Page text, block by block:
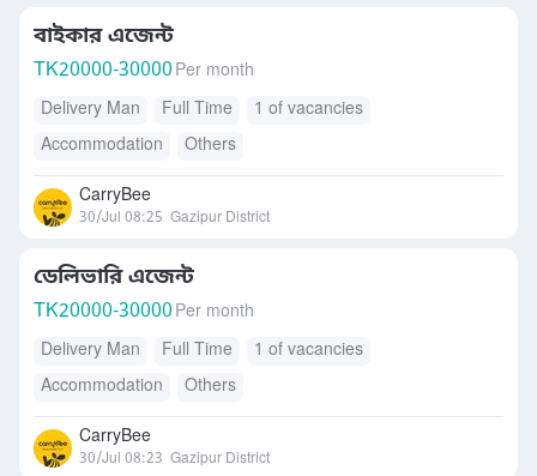
বাইকার এজেন্ট
TK20000-30000 Per month
Delivery Man
Full Time
1 of vacancies
Accommodation
Others
CarryBee
30/Jul 08:25 Gazipur District
ডেলিভারি এজেন্ট
TK20000-30000 Per month
Delivery Man
Full Time
1 of vacancies
Accommodation
Others
CarryBee
30/Jul 08:23 Gazipur District